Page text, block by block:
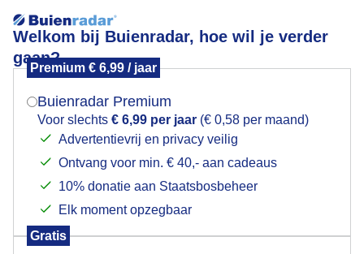
Welkom bij Buienradar, hoe wil je verder
gaan?
Premium € 6,99 / jaar
Buienradar Premium
Voor slechts € 6,99 per jaar (€ 0,58 per maand)
Advertentievrij en privacy veilig
Ontvang voor min. € 40,- aan cadeaus
10% donatie aan Staatsbosbeheer
Elk moment opzegbaar
Gratis
Regenboog.
Mogen we je locatie gebruiken voor het
Indien je hier nog geen akkoord op hebt gegeven,
verschijnt er zo een pop-up uit je browser waarin
Is goed, toon de popup